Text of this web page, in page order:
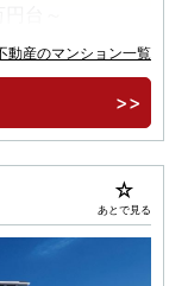
台～
イエシリーズ
プン！
動産のマンション一覧
あとで見る